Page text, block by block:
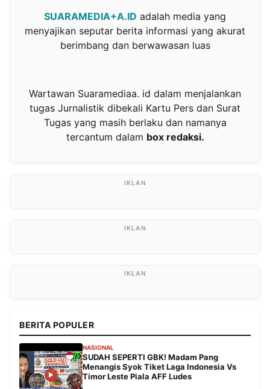
SUARAMEDIA+A.ID adalah media yang
menyajikan seputar berita informasi yang akurat
berimbang dan berwawasan luas
Wartawan Suaramediaa. id dalam menjalankan
tugas Jurnalistik dibekali Kartu Pers dan Surat
Tugas yang masih berlaku dan namanya
tercantum dalam box redaksi.
BERITA POPULER
NASIONAL
SUDAH SEPERTI GBK! Madam Pang
Menangis Syok Tiket Laga Indonesia Vs
Timor Leste Piala AFF Ludes